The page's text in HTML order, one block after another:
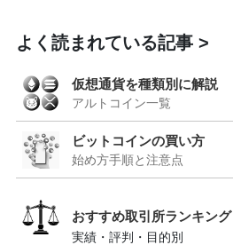
よく読まれている記事
仮想通貨を種類別に解説
アルトコイン一覧
ビットコインの買い方
始め方手順と注意点
おすすめ取引所ランキング
実績・評判・目的別